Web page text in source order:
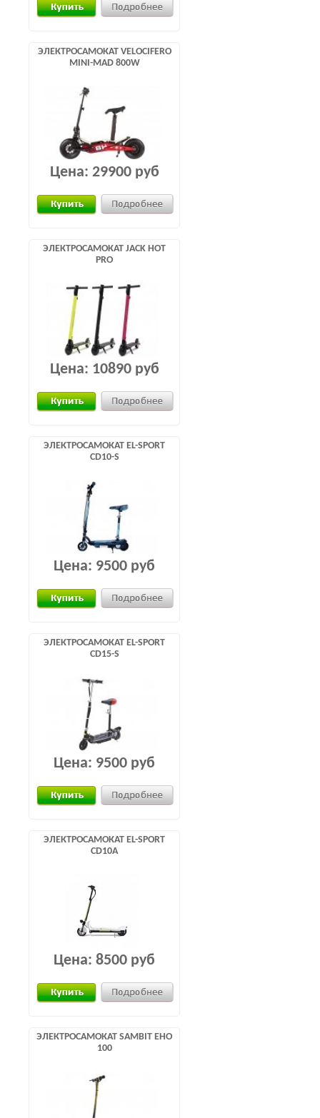
ЭЛЕКТРОСАМОКАТ VELOCIFERO
MINI-MAD 800W
Цена: 29900 руб
ЭЛЕКТРОСАМОКАТ JACK HOT
PRO
Цена: 10890 руб
ЭЛЕКТРОСАМОКАТ EL-SPORT
CD10-S
Цена: 9500 руб
ЭЛЕКТРОСАМОКАТ EL-SPORT
CD15-S
Цена: 9500 руб
ЭЛЕКТРОСАМОКАТ EL-SPORT
CD10A
Цена: 8500 руб
ЭЛЕКТРОСАМОКАТ SAMBIT EHO
100